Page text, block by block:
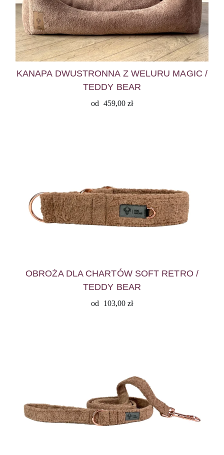
KANAPA DWUSTRONNA Z WELURU MAGIC /
TEDDY BEAR
od 459,00 zł
OBROŻA DLA CHARTÓW SOFT RETRO /
TEDDY BEAR
od 103,00 zł